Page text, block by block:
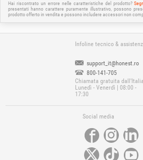
Hai riscontrato un errore nelle caratteristiche del prodotto?
presentati hanno carattere puramente illustrativo, possono
prodotto offerto in vendita e possono includere accessori non
Infoline tecnico &
support_it@honest.ro
800-141-705
Chiamata gratuita dall'Italia
Lunedì - Venerdì | 08:00 -
17:30
Social media